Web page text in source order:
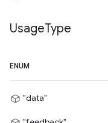
UsageType
ENUM
"data"